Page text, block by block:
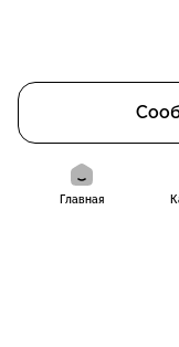
Главная